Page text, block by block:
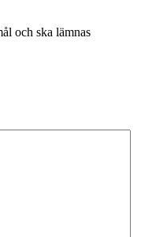
och ska lämnas